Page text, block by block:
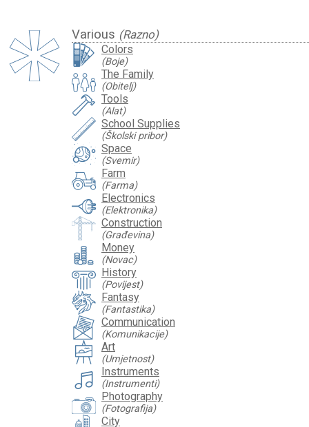
Various (Razno)
Colors
(Boje)
The Family
(Obitelj)
Tools
(Alat)
School Supplies
(Školski pribor)
Space
(Svemir)
Farm
(Farma)
Electronics
(Elektronika)
Construction
(Građevina)
Money
(Novac)
History
(Povijest)
Fantasy
(Fantastika)
Communication
(Komunikacije)
Art
(Umjetnost)
Instruments
(Instrumenti)
Photography
(Fotografija)
City